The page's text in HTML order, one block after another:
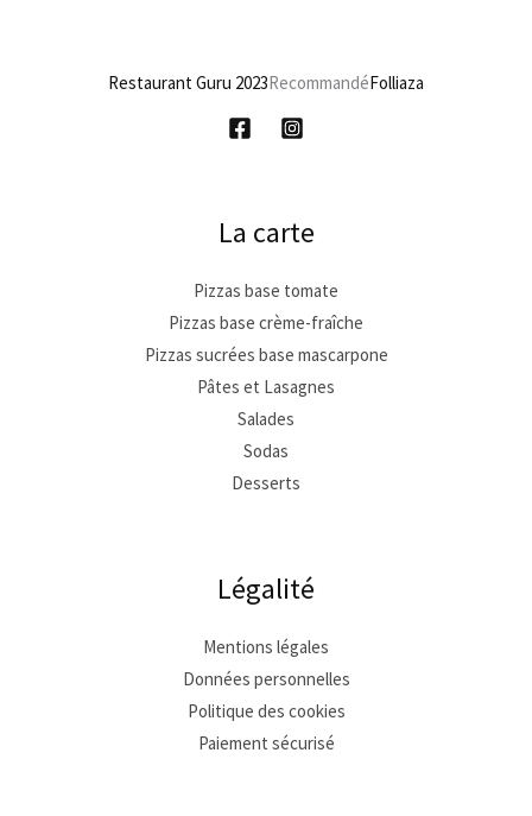
Restaurant Guru 2023RecommandéFolliaza
La carte
Pizzas base tomate
Pizzas base crème-fraîche
Pizzas sucrées base mascarpone
Pâtes et Lasagnes
Salades
Sodas
Desserts
Légalité
Mentions légales
Données personnelles
Politique des cookies
Paiement sécurisé